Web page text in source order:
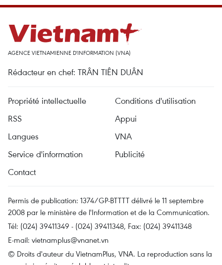
AGENCE VIETNAMIENNE D'INFORMATION (VNA)
Rédacteur en chef: TRÂN TIÊN DUÂN
Propriété intellectuelle
Conditions d'utilisation
RSS
Appui
Langues
VNA
Service d'information
Publicité
Contact
Permis de publication: 1374/GP-BTTTT délivré le 11 septembre
2008 par le ministère de l'Information et de la Communication.
Tél: (024) 39411349 - (024) 39411348, Fax: (024) 39411348
E-mail: vietnamplus@vnanet.vn
© Droits d'auteur du VietnamPlus, VNA. La reproduction sans la